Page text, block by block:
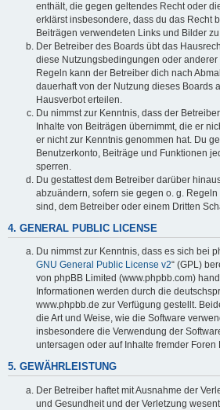
enthält, die gegen geltendes Recht oder
erklärst insbesondere, dass du das Recht
Beiträgen verwendeten Links und Bilder
Der Betreiber des Boards übt das
diese Nutzungsbedingungen oder anderer
Regeln kann der Betreiber dich nach
dauerhaft von der Nutzung dieses Boards
Hausverbot erteilen.
Du nimmst zur Kenntnis, dass der
Inhalte von Beiträgen übernimmt, die er
er nicht zur Kenntnis genommen hat. Du
Benutzerkonto, Beiträge und Funktionen
sperren.
Du gestattest dem Betreiber darüber
abzuändern, sofern sie gegen o. g.
sind, dem Betreiber oder einem Dritten
4. GENERAL PUBLIC LICENSE
Du nimmst zur Kenntnis, dass es sich bei
GNU General Public License v2“ (GPL)
von phpBB Limited (www.phpbb.com)
Informationen werden durch die
www.phpbb.de zur Verfügung gestellt.
die Art und Weise, wie die Software
insbesondere die Verwendung der
untersagen oder auf Inhalte fremder Foren
5. GEWÄHRLEISTUNG
Der Betreiber haftet mit Ausnahme der
und Gesundheit und der Verletzung